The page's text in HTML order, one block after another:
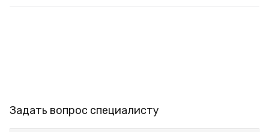
Задать вопрос специалисту